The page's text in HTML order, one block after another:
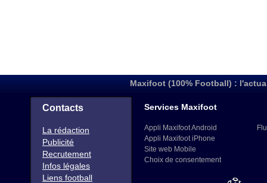
Maxifoot (100% Football) :
Contacts
La rédaction
Publicité
Recrutement
Infos légales
Liens football
Services Maxifoot
Appli Maxifoot Android
Appli Maxifoot iPhone
Site web Mobile
Choix de consentement